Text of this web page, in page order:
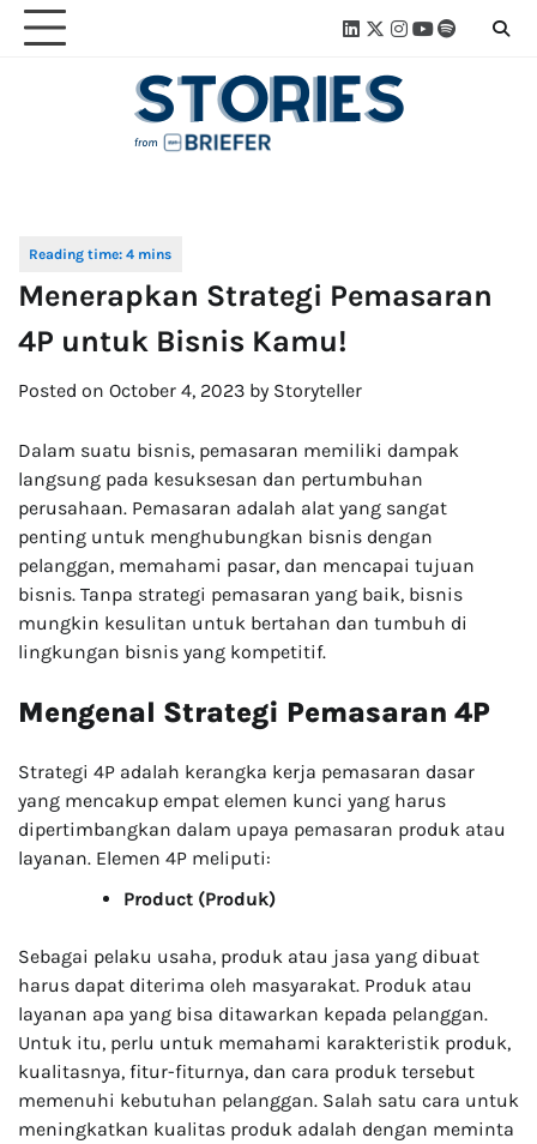
Skip
Linkedin
Twitter
Instagram
Youtube
Spotify
Menerapkan Strategi Pemasaran
4P untuk Bisnis Kamu!
Posted on October 4, 2023 by Storyteller
Dalam suatu bisnis, pemasaran memiliki dampak
langsung pada kesuksesan dan pertumbuhan
perusahaan. Pemasaran adalah alat yang sangat
penting untuk menghubungkan bisnis dengan
pelanggan, memahami pasar, dan mencapai tujuan
bisnis. Tanpa strategi pemasaran yang baik, bisnis
mungkin kesulitan untuk bertahan dan tumbuh di
lingkungan bisnis yang kompetitif.
Mengenal Strategi Pemasaran 4P
Strategi 4P adalah kerangka kerja pemasaran dasar
yang mencakup empat elemen kunci yang harus
dipertimbangkan dalam upaya pemasaran produk atau
layanan. Elemen 4P meliputi:
Product (Produk)
Sebagai pelaku usaha, produk atau jasa yang dibuat
harus dapat diterima oleh masyarakat. Produk atau
layanan apa yang bisa ditawarkan kepada pelanggan.
Untuk itu, perlu untuk memahami karakteristik produk,
kualitasnya, fitur-fiturnya, dan cara produk tersebut
memenuhi kebutuhan pelanggan. Salah satu cara untuk
meningkatkan kualitas produk adalah dengan meminta